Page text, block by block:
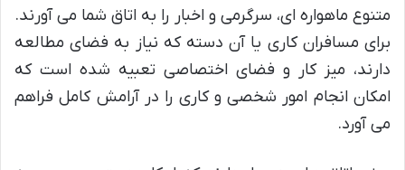
متنوع ماهواره ای، سرگرمی و اخبار را به اتاق شما می آورند.
برای مسافران کاری یا آن دسته که نیاز به فضای مطالعه
دارند، میز کار و فضای اختصاصی تعبیه شده است که
امکان انجام امور شخصی و کاری را در آرامش کامل فراهم
می آورد.